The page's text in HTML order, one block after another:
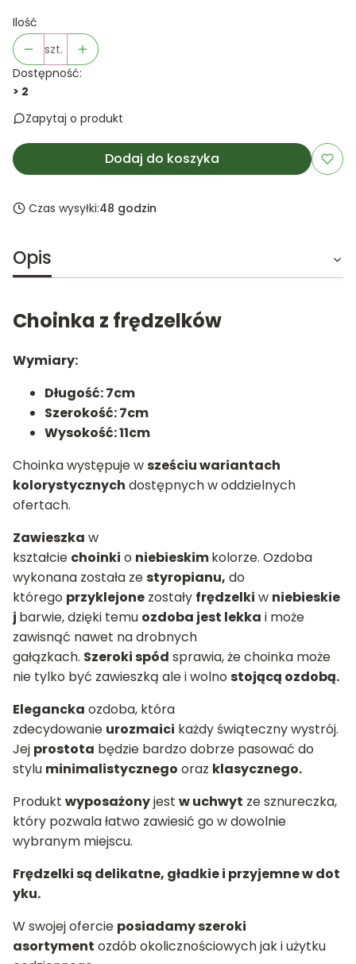
Ilość
szt.
Dostępność:
> 2
Zapytaj o produkt
Dodaj do koszyka
Czas wysyłki:48 godzin
Opis
Choinka z frędzelków
Wymiary:
Długość: 7cm
Szerokość: 7cm
Wysokość: 11cm
Choinka występuje wsześciu wariantach
kolorystycznych dostępnych w oddzielnych
ofertach.
Zawieszka w
kształcie choinki o niebieskimkolorze. Ozdoba
wykonana została zestyropianu, do
którego przyklejone zostały frędzelki w niebieskie
j barwie, dzięki temu ozdoba jest lekka i może
zawisnąć nawet na drobnych
gałązkach. Szeroki spód sprawia, że choinka może
nie tylko być zawieszką ale i wolno stojącą ozdobą.
Elegancka ozdoba, która
zdecydowanie urozmaici każdy świąteczny wystrój.
Jej prostota będzie bardzo dobrze pasować do
stylu minimalistycznego oraz klasycznego.
Produkt wyposażonyjest w uchwyt ze sznureczka,
który pozwala łatwo zawiesić go w dowolnie
wybranym miejscu.
Frędzelki są delikatne, gładkie i przyjemne w dot
yku.
W swojej ofercie posiadamy szeroki
asortyment ozdób okolicznościowych jak i użytku